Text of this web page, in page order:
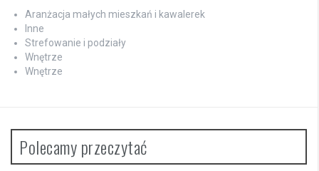
Aranżacja małych mieszkań i kawalerek
Inne
Strefowanie i podziały
Wnętrze
Wnętrze
Polecamy przeczytać